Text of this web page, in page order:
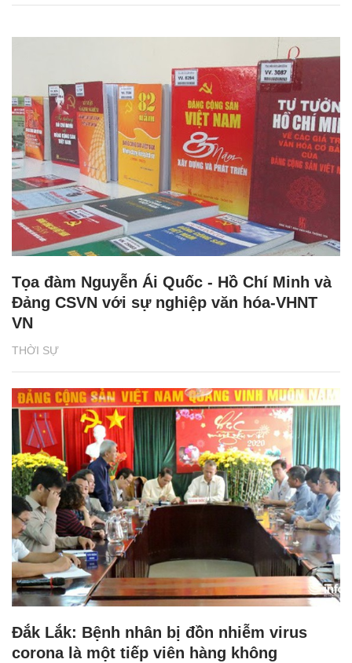
THỜI SỰ
Tọa đàm Nguyễn Ái Quốc - Hồ Chí Minh và
Đảng CSVN với sự nghiệp văn hóa-VHNT
VN
Đắk Lắk: Bệnh nhân bị đồn nhiễm virus
corona là một tiếp viên hàng không